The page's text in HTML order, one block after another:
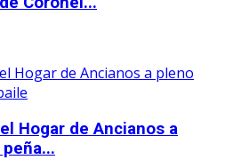
Hogar de Ancianos a